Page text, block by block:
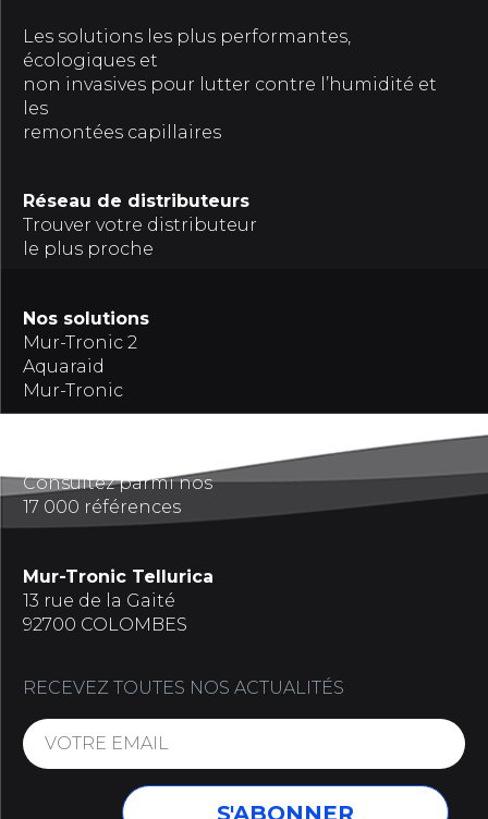
Les solutions les plus performantes,
écologiques et
non invasives pour lutter contre l’humidité et
les
remontées capillaires
Réseau de distributeurs
Trouver votre distributeur
le plus proche
Nos solutions
Mur-Tronic 2
Aquaraid
Mur-Tronic
Consultez parmi nos
17 000 références
Mur-Tronic Tellurica
13 rue de la Gaité
92700 COLOMBES
RECEVEZ TOUTES NOS ACTUALITÉS